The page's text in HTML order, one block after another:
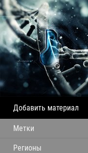
Добавить материал
Метки
Регионы